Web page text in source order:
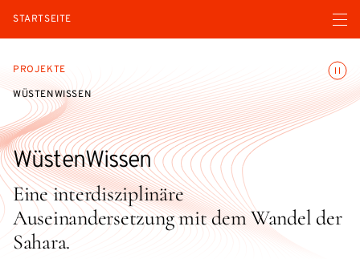
STARTSEITE Menü
PROJEKTE
WÜSTENWISSEN
WüstenWissen
Eine interdisziplinäre
Auseinandersetzung mit dem Wandel der
Sahara.